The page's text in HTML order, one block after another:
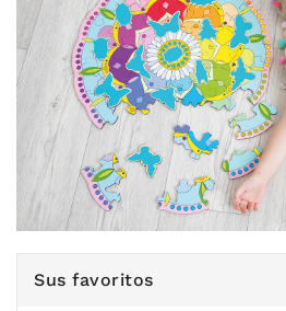
Sus favoritos